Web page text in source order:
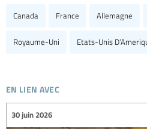
Canada France Allemagne
Royaume-Uni Etats-Unis
en lien avec
30 juin 2026